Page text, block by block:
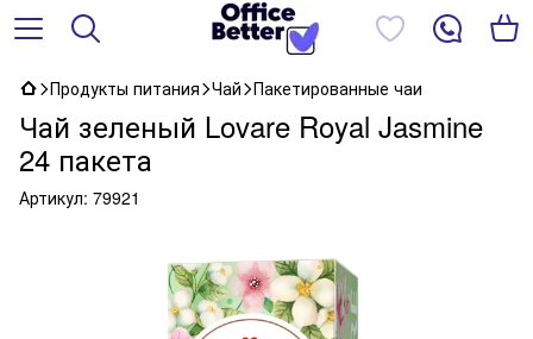
Продукты питания Чай Пакетированные чаи
Чай зеленый Lovare Royal Jasmine
24 пакета
Артикул: 79921